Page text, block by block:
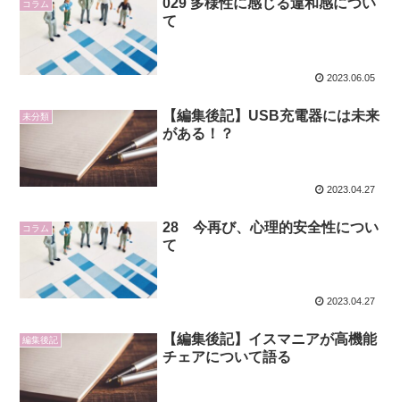
コラム
029 多様性に感じる違和感につい
て
2023.06.05
未分類
【編集後記】USB充電器には未来
がある！？
2023.04.27
コラム
28 今再び、心理的安全性につい
て
2023.04.27
編集後記
【編集後記】イスマニアが高機能
チェアについて語る